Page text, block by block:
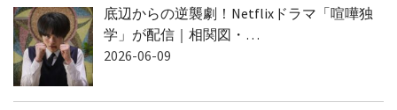
底辺からの逆襲劇！Netflixドラマ「喧嘩独
学」が配信｜相関図・…
2026-06-09